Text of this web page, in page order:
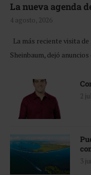
La nueva agenda
4 agosto, 2026
La más reciente visita
Sheinbaum, dejó
2
3